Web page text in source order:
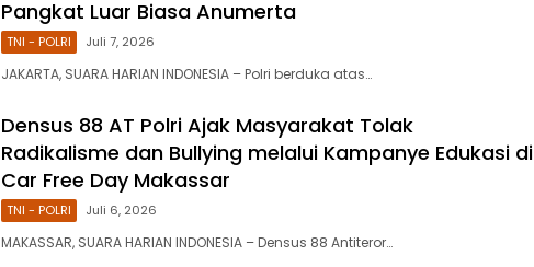
Pangkat Luar Biasa Anumerta
TNI - POLRI Juli 7, 2026
JAKARTA, SUARA HARIAN INDONESIA – Polri berduka atas…
Densus 88 AT Polri Ajak Masyarakat Tolak
Radikalisme dan Bullying melalui Kampanye Edukasi di
Car Free Day Makassar
TNI - POLRI Juli 6, 2026
MAKASSAR, SUARA HARIAN INDONESIA – Densus 88 Antiteror…